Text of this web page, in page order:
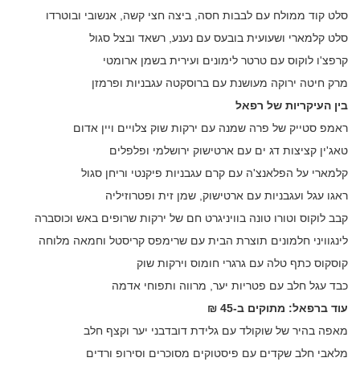
סלט קוד ממולח עם לבבות חסה, ביצה חצי קשה, אנשובי ובוטרדו
סלט קלמארי ושעועית בובעס עם נענע, רשאד ובצל סגול
קרפצ'ו לוקוס עם טרטר לימונים ועירית בשמן ארומטי
מרק חיטה ירוקה מעושנת עם ברוסקטה עגבניות ופרמזן
בין העיקריות של רפאל
ראמפ סטייק של פרה שמנה עם ירקות שוק צלויים ויין אדום
טאג'ין קציצות דג ים עם ארטישוק ירושלמי ופלפלים
קלמארי על הפלאנצ'ה עם קרם עגבניות פיקנטי וריחן סגול
ראגו עגל ועגבניות עם ארטישוק, שמן זית ופטרוזיליה
קבב לוקוס וטורו טונה בוויניגרט חם של ירקות שרופים באש וכוסברה
לינגוויני חלמונים תוצרת הבית עם שרימפס קריסטל וחמאה מלוחה
קוסקוס כתף טלה עם גרגרי חומוס וירקות שוק
כבד עגל חלב עם פטריות יער, מרווה ותפוחי אדמה
עוד ברפאל: מתוקים ב-45 ₪
מאפה בהיר של שוקולד עם גלידת דובדבני יער וקצף חלב
מלאבי חלב שקדים עם פיסטוקים מסוכרים וסירופ ורדים